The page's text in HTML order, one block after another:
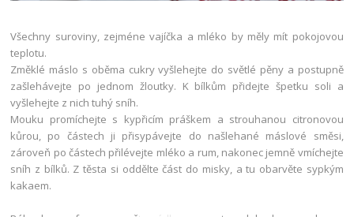
Všechny suroviny, zejméne vajíčka a mléko by měly mít pokojovou
teplotu.
Změklé máslo s oběma cukry vyšlehejte do světlé pěny a postupně
zašlehávejte po jednom žloutky. K bílkům přidejte špetku soli a
vyšlehejte z nich tuhý sníh.
Mouku promíchejte s kypřicím práškem a strouhanou citronovou
kůrou, po částech ji přisypávejte do našlehané máslové směsi,
zároveň po částech přilévejte mléko a rum, nakonec jemně vmíchejte
sníh z bílků. Z těsta si oddělte část do misky, a tu obarvěte sypkým
kakaem.